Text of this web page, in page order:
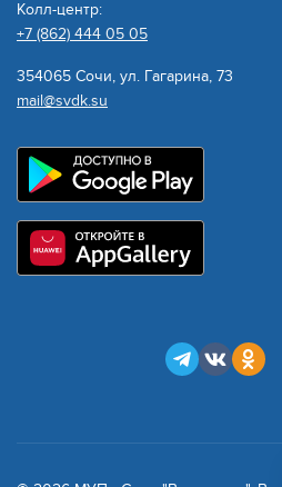
Колл-центр:
+7 (862) 444 05 05
354065 Сочи, ул. Гагарина, 73
mail@svdk.su